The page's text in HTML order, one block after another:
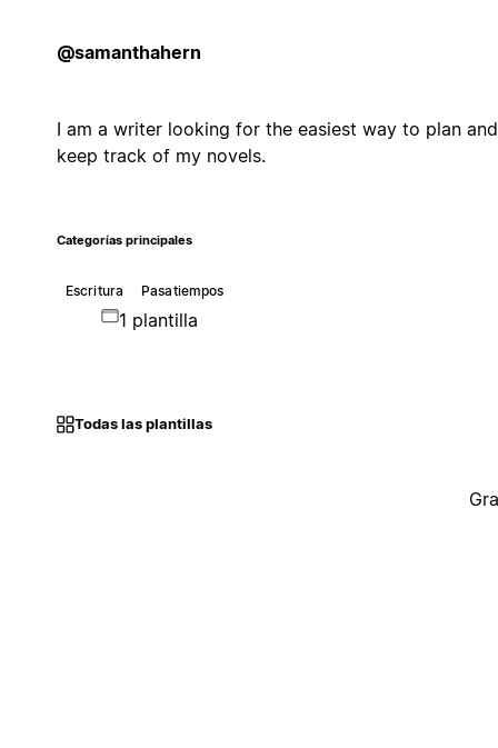
@samanthahern
I am a writer looking for the easiest way to plan and
keep track of my novels.
Categorías principales
Escritura Pasatiempos
1 plantilla
Todas las plantillas